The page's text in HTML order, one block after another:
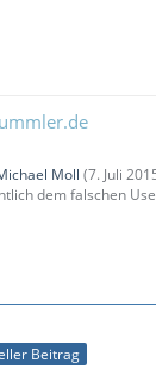
Moll (7. Juli
dem falschen
Beitrag